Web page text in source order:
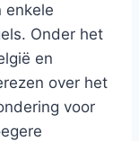
enkele
Onder het
en
over het
voor